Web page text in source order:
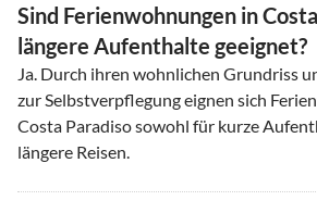
Sind Ferienwohnungen in
längere Aufenthalte geeignet?
Ja. Durch ihren wohnlichen Grundriss
zur Selbstverpflegung eignen sich
Costa Paradiso sowohl für kurze
längere Reisen.